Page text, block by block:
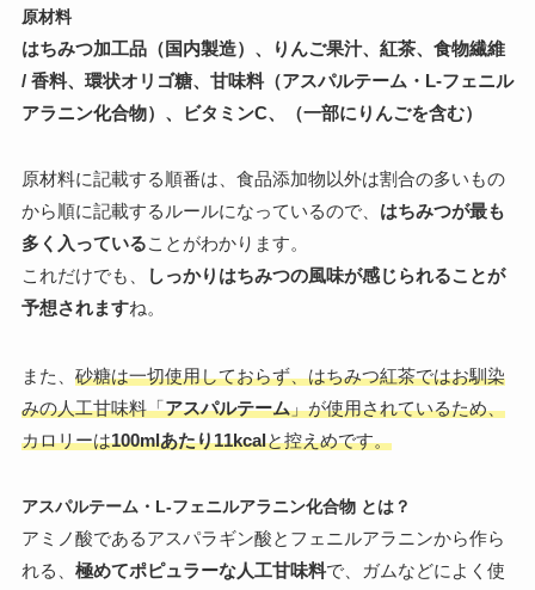
原材料
はちみつ加工品（国内製造）、りんご果汁、紅茶、食物繊維
/ 香料、環状オリゴ糖、甘味料（アスパルテーム・L-フェニル
アラニン化合物）、ビタミンC、（一部にりんごを含む）
原材料に記載する順番は、食品添加物以外は割合の多いもの
から順に記載するルールになっているので、 はちみつが最も
多く入っていることがわかります。
これだけでも、
しっかりはちみつの風味が感じられることが
予想されますね。
また、 砂糖は一切使用しておらず、はちみつ紅茶ではお馴染
みの人工甘味料「アスパルテーム」が使用されているため、
カロリーは100mlあたり11kcalと控えめです。
アスパルテーム・L-フェニルアラニン化合物 とは？
アミノ酸であるアスパラギン酸とフェニルアラニンから作ら
れる、 極めてポピュラーな人工甘味料で、ガムなどによく使